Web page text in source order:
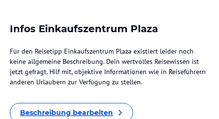
Infos Einkaufszentrum Plaza
Für den Reisetipp Einkaufszentrum Plaza existiert leider noch
keine allgemeine Beschreibung. Dein wertvolles Reisewissen ist
jetzt gefragt. Hilf mit, objektive Informationen wie in Reiseführern
anderen Urlaubern zur Verfügung zu stellen.
Beschreibung bearbeiten